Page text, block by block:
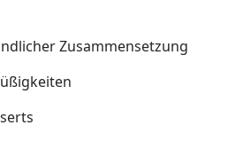
Zusammensetzung